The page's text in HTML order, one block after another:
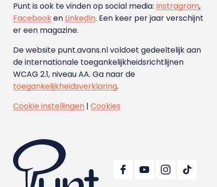
Punt is ook te vinden op social media: Instragram,
Facebooken LinkedIn. Een keer per jaar verschijnt
er een magazine.
De website punt.avans.nl voldoet gedeeltelijk aan
de internationale toegankelijkheidsrichtlijnen
WCAG 2.1, niveau AA. Ga naar de
toegankelijkheidsverklaring.
Cookie instellingen| Cookies